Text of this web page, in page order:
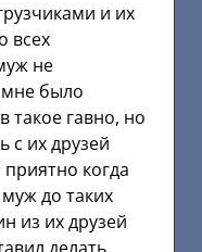
и их
всех
не
мне было
такое гавно, но
с их друзей
приятно когда
до таких
из их друзей